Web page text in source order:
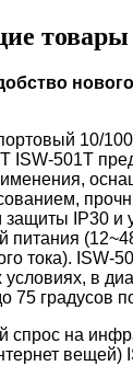
товары
10/
ISW-501T
защиты IP30 и
питания
тока). ISW-
условиях, в
75 градусов
спрос на
вещей)